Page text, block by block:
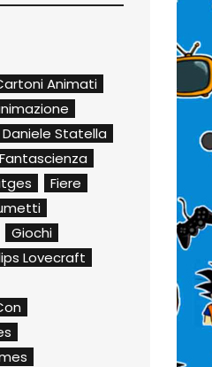
Animati
Daniele Statella
Fantascienza
Fiere
Giochi
Lovecraft